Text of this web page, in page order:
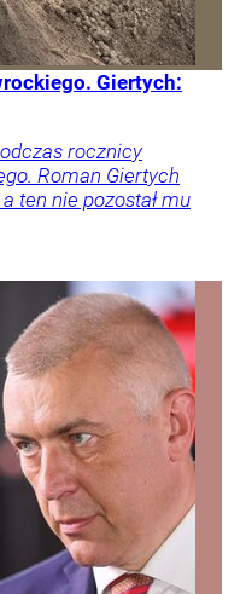
Giertych:
rocznicy
Roman Giertych
ten nie pozostał mu